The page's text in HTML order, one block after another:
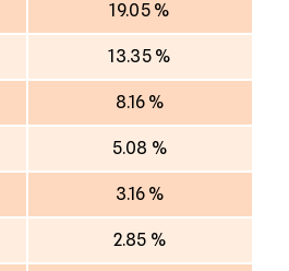
19.05 %
13.35 %
8.16 %
5.08 %
3.16 %
2.85 %